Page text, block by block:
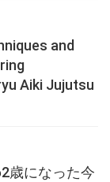
and
Aiki Jujutsu
歳になった今